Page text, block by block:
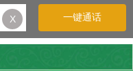
X 一键通话